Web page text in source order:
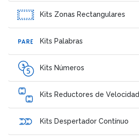
Kits Zonas Rectangulares
Kits Palabras
Kits Números
Kits Reductores de Velocidad
Kits Despertador Contínuo